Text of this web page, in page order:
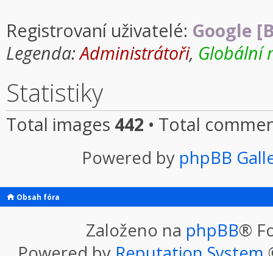
Registrovaní uživatelé: Google
Legenda:Administrátoři, Globální
Statistiky
Total images 442 • Total
Powered by phpBB
Obsah fóra
Založeno na phpBB®